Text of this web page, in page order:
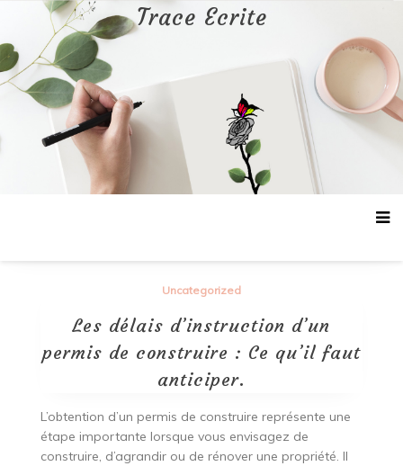
contenu
Trace Ecrite
Uncategorized
Les délais d’instruction d’un
permis de construire : Ce qu’il faut
anticiper.
L’obtention d’un permis de construire représente une
étape importante lorsque vous envisagez de
construire, d’agrandir ou de rénover une propriété. Il